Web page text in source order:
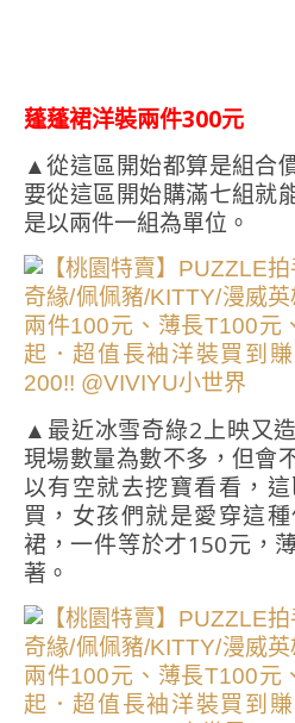
蓬蓬裙洋裝兩件300元
▲從這區開始都算是組合
要從這區開始購滿七組就
是以兩件一組為單位。
▲最近冰雪奇綠2上映又
現場數量為數不多，但會
以有空就去挖寶看看，
買，女孩們就是愛穿這
裙，一件等於才150元，
著。